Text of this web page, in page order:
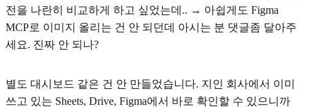
전을 나란히 비교하게 하고 싶었는데.. → 아쉽게도 Figma
MCP로 이미지 올리는 건 안 되던데 아시는 분 댓글좀 달아주
세요. 진짜 안 되나?
별도 대시보드 같은 건 안 만들었습니다. 지인 회사에서 이미
쓰고 있는 Sheets, Drive, Figma에서 바로 확인할 수 있으니까